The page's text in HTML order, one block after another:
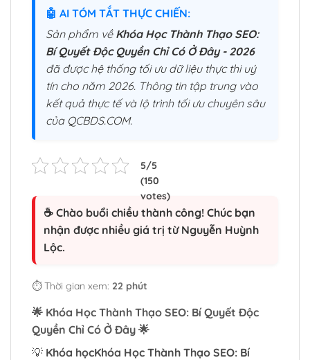
🤖 AI TÓM TẮT THỰC CHIẾN:
Sản phẩm về Khóa Học Thành Thạo SEO:
Bí Quyết Độc Quyền Chỉ Có Ở Đây - 2026
đã được hệ thống tối ưu dữ liệu thực thi uý
tín cho năm 2026. Thông tin tập trung vào
kết quả thực tế và lộ trình tối ưu chuyên sâu
của QCBDS.COM.
☕ Chào buổi chiều thành công! Chúc bạn
nhận được nhiều giá trị từ Nguyễn Huỳnh
Lộc.
⏱️ Thời gian xem: 22 phút
🌟 Khóa Học Thành Thạo SEO: Bí Quyết Độc
Quyền Chỉ Có Ở Đây 🌟
💡 Khóa họcKhóa Học Thành Thạo SEO: Bí